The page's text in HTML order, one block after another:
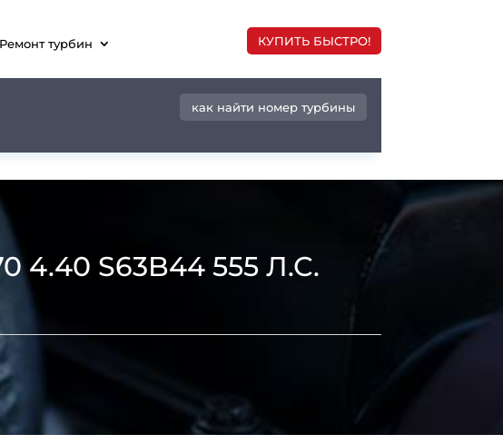
Ремонт турбин КУПИТЬ БЫСТРО!
как найти номер турбины
4.40 S63B44 555 Л.С.